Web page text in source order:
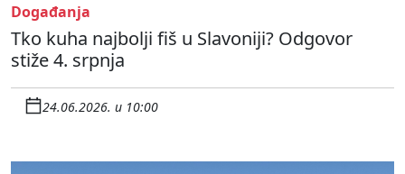
Događanja
Tko kuha najbolji fiš u Slavoniji? Odgovor
stiže 4. srpnja
24.06.2026. u 10:00